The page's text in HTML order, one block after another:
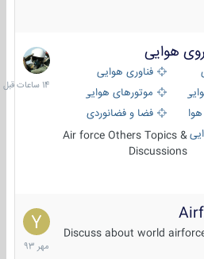
هوایی
فناوری هوایی
موتورهای هوایی
فضا و فضانوردی
Air force Others Topics &
Discussions
14
ساعات
قبل
Discuss about world
15
مهر
1393